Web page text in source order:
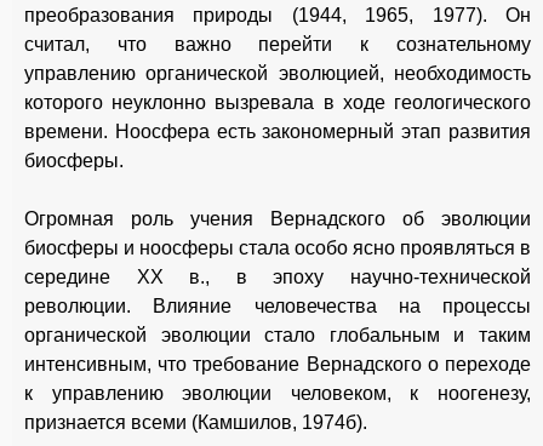
преобразования природы (1944, 1965, 1977). Он
считал, что важно перейти к сознательному
управлению органической эволюцией, необходимость
которого неуклонно вызревала в ходе геологического
времени. Ноосфера есть закономерный этап развития
биосферы.
Огромная роль учения Вернадского об эволюции
биосферы и ноосферы стала особо ясно проявляться в
середине XX в., в эпоху научно-технической
революции. Влияние человечества на процессы
органической эволюции стало глобальным и таким
интенсивным, что требование Вернадского о переходе
к управлению эволюции человеком, к ноогенезу,
признается всеми (Камшилов, 1974б).